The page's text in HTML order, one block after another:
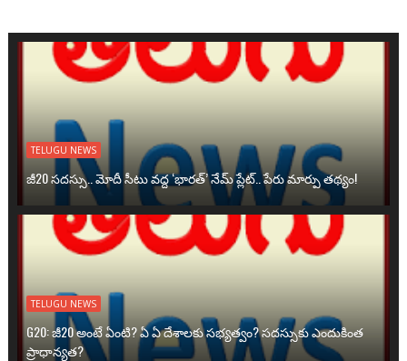
TELUGU NEWS
జీ20 సదస్సు.. మోదీ సీటు వద్ద ‘భారత్’ నేమ్ ప్లేట్‌.. పేరు మార్పు తథ్యం!
TELUGU NEWS
G20: జీ20 అంటే ఏంటి? ఏ ఏ దేశాలకు సభ్యత్వం? సదస్సుకు ఎందుకింత
ప్రాధాన్యత?